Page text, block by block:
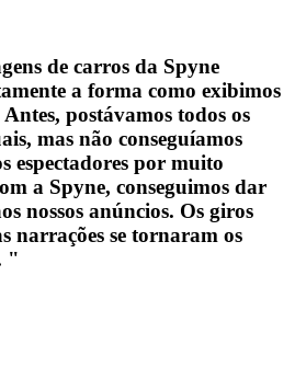
de carros da Spyne
a forma como exibimos
postávamos todos os
mas não conseguíamos
espectadores por muito
a Spyne, conseguimos dar
nossos anúncios. Os giros
narrações se tornaram os
"